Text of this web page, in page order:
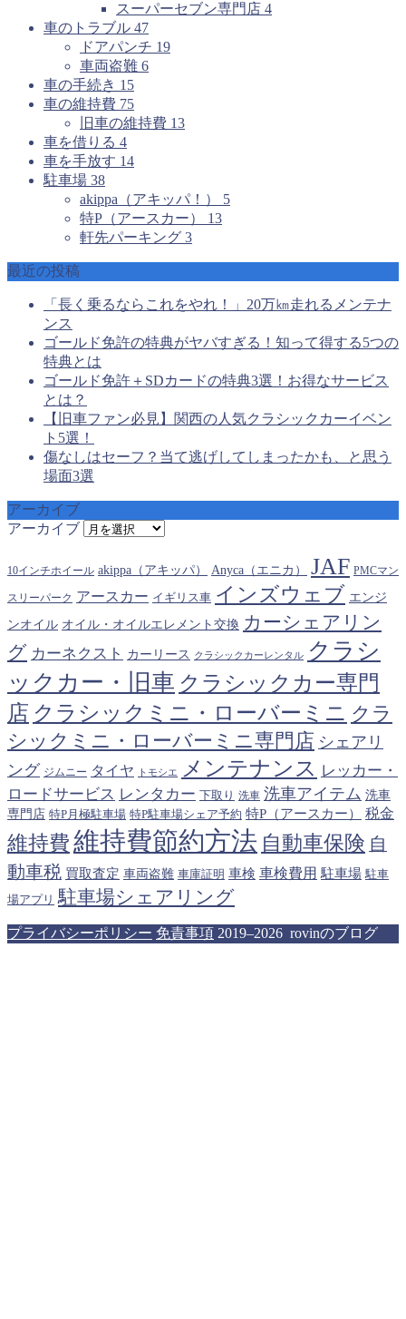
スーパーセブン専門店 4
車のトラブル 47
ドアパンチ 19
車両盗難 6
車の手続き 15
車の維持費 75
旧車の維持費 13
車を借りる 4
車を手放す 14
駐車場 38
akippa（アキッパ！） 5
特P（アースカー） 13
軒先パーキング 3
最近の投稿
「長く乗るならこれをやれ！」20万㎞走れるメンテナ
ンス
ゴールド免許の特典がヤバすぎる！知って得する5つの
特典とは
ゴールド免許＋SDカードの特典3選！お得なサービス
とは？
【旧車ファン必見】関西の人気クラシックカーイベン
ト5選！
傷なしはセーフ？当て逃げしてしまったかも、と思う
場面3選
アーカイブ
アーカイブ
10インチホイール akippa（アキッパ） Anyca（エニカ） JAF PMCマン
スリーパーク アースカー イギリス車 インズウェブ エンジ
ンオイル オイル・オイルエレメント交換 カーシェアリン
グ カーネクスト カーリース クラシックカーレンタル
クラシ
ックカー・旧車 クラシックカー専門
店 クラシックミニ・ローバーミニ クラ
シックミニ・ローバーミニ専門店 シェアリ
ング ジムニー タイヤ トモシエ メンテナンス レッカー・
ロードサービス レンタカー 下取り 洗車 洗車アイテム 洗車
専門店 特P月極駐車場 特P駐車場シェア予約 特P（アースカー） 税金
維持費 維持費節約方法 自動車保険 自
動車税 買取査定 車両盗難 車庫証明 車検 車検費用 駐車場 駐車
場アプリ 駐車場シェアリング
プライバシーポリシー 免責事項 2019–2026 rovinのブログ